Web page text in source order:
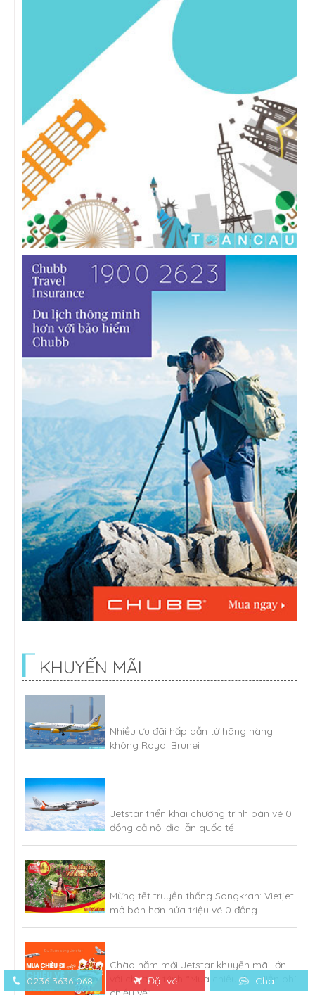
KHUYẾN MÃI
Nhiều ưu đãi hấp dẫn từ hãng hàng
không Royal Brunei
Jetstar triển khai chương trình bán vé 0
đồng cả nội địa lẫn quốc tế
Mừng tết truyền thống Songkran: Vietjet
mở bán hơn nửa triệu vé 0 đồng
Chào năm mới Jetstar khuyến mãi lớn
với chương trình “Mua chiều đi – Miễn phí
0236 3636 068 Đặt vé Chat